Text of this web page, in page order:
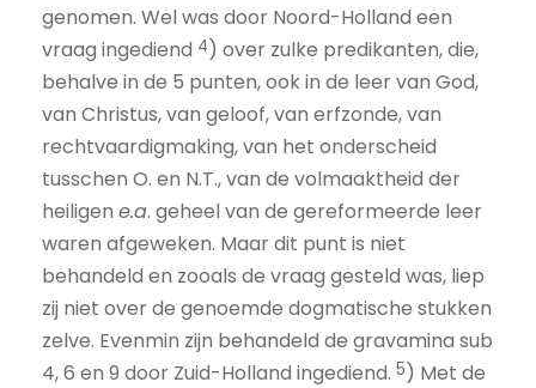
genomen. Wel was door Noord-Holland een
vraag ingediend 4) over zulke predikanten, die,
behalve in de 5 punten, ook in de leer van God,
van Christus, van geloof, van erfzonde, van
rechtvaardigmaking, van het onderscheid
tusschen O. en N.T., van de volmaaktheid der
heiligen e.a. geheel van de gereformeerde leer
waren afgeweken. Maar dit punt is niet
behandeld en zooals de vraag gesteld was, liep
zij niet over de genoemde dogmatische stukken
zelve. Evenmin zijn behandeld de gravamina sub
4, 6 en 9 door Zuid-Holland ingediend. 5) Met de